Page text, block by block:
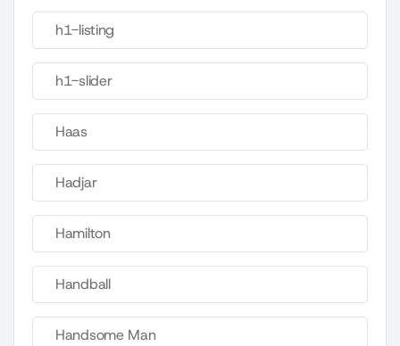
h1-listing
h1-slider
Haas
Hadjar
Hamilton
Handball
Handsome Man